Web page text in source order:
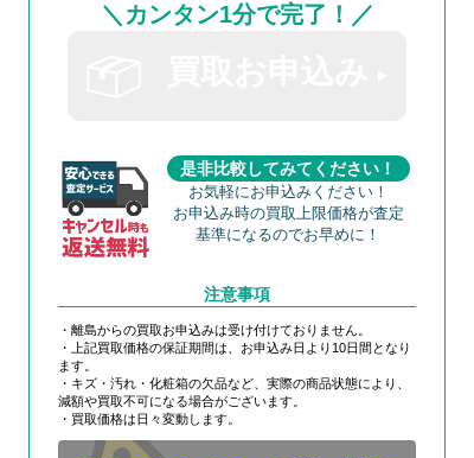
＼カンタン1分で完了！／
是非比較してみてください！
お気軽にお申込みください！
お申込み時の買取上限価格が査定
基準になるのでお早めに！
注意事項
・離島からの買取お申込みは受け付けておりません。
・上記買取価格の保証期間は、お申込み日より10日間となり
ます。
・キズ・汚れ・化粧箱の欠品など、実際の商品状態により、
減額や買取不可になる場合がございます。
・買取価格は日々変動します。